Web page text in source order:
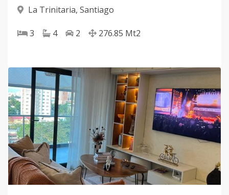
La Trinitaria, Santiago
3 4 2 276.85 Mt2